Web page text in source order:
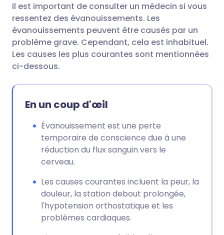
Il est important de consulter un médecin si vous
ressentez des évanouissements. Les
évanouissements peuvent être causés par un
problème grave. Cependant, cela est inhabituel.
Les causes les plus courantes sont mentionnées
ci-dessous.
En un coup d'œil
Évanouissement est une perte
temporaire de conscience due à une
réduction du flux sanguin vers le
cerveau.
Les causes courantes incluent la peur, la
douleur, la station debout prolongée,
l'hypotension orthostatique et les
problèmes cardiaques.